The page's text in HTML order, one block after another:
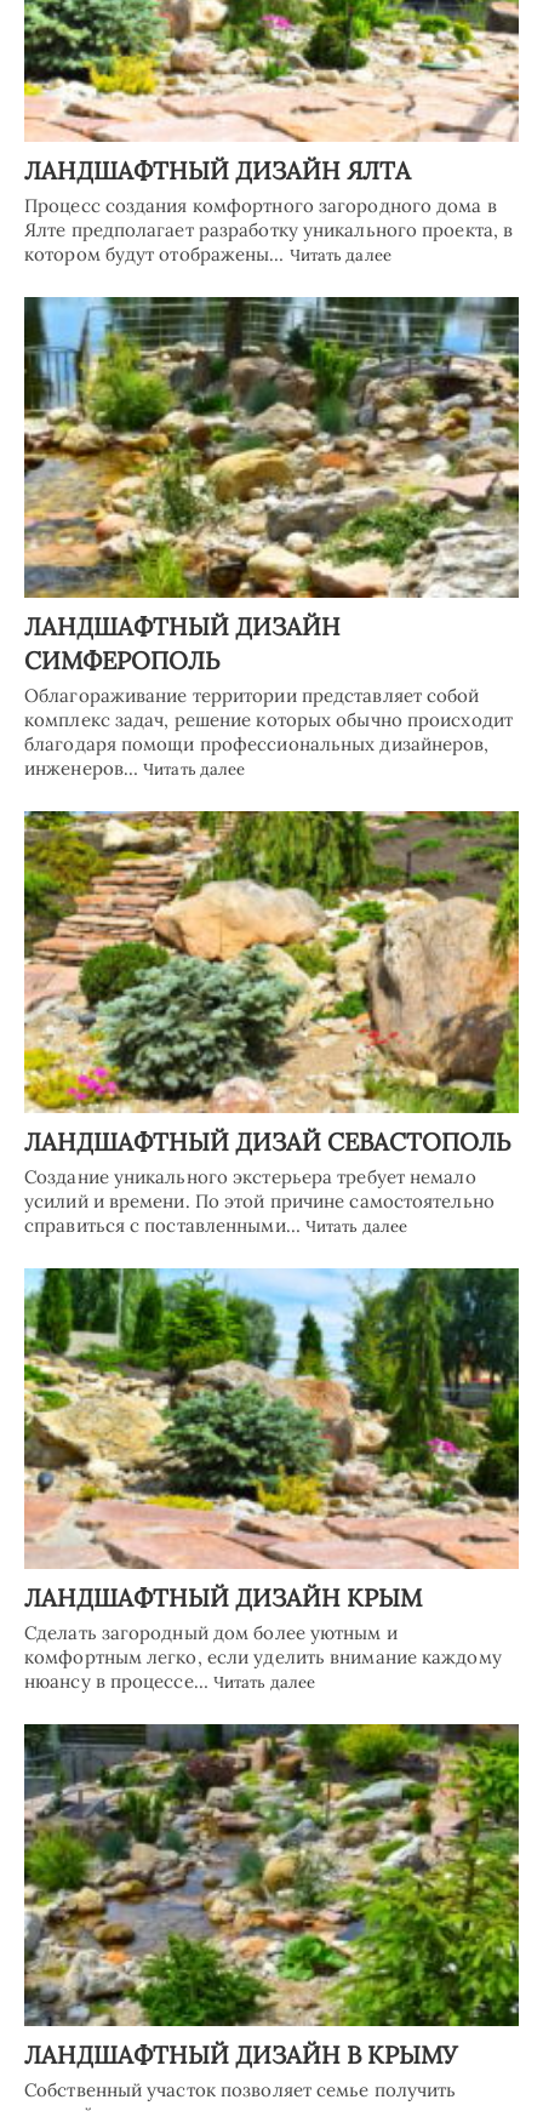
ЛАНДШАФТНЫЙ ДИЗАЙН ЯЛТА
Процесс создания комфортного загородного дома в
Ялте предполагает разработку уникального проекта, в
котором будут отображены… Читать далее
ЛАНДШАФТНЫЙ ДИЗАЙН
СИМФЕРОПОЛЬ
Облагораживание территории представляет собой
комплекс задач, решение которых обычно происходит
благодаря помощи профессиональных дизайнеров,
инженеров…Читать далее
ЛАНДШАФТНЫЙ ДИЗАЙ СЕВАСТОПОЛЬ
Создание уникального экстерьера требует немало
усилий и времени. По этой причине самостоятельно
справиться с поставленными… Читать далее
ЛАНДШАФТНЫЙ ДИЗАЙН КРЫМ
Сделать загородный дом более уютным и
комфортным легко, если уделить внимание каждому
нюансу в процессе… Читать далее
ЛАНДШАФТНЫЙ ДИЗАЙН В КРЫМУ
Собственный участок позволяет семье получить